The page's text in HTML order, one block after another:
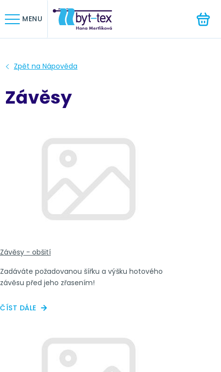
MENU
Závěsy
Závěsy - obšití
Zadáváte požadovanou šířku a výšku hotového
závěsu před jeho zřasením!
ČÍST DÁLE